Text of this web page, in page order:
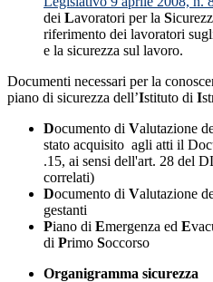
dei Lavoratori per la S
riferimento dei lavoratori
e la sicurezza sul lavoro.
Documenti necessari per la
piano di sicurezza dell’Istituto di I
Documento di Valutazione
stato acquisito agli atti il
.15, ai sensi dell'art. 28 del
correlati)
Documento di Valutazione
gestanti
Piano di Emergenza ed E
di Primo Soccorso
Organigramma sicurezza